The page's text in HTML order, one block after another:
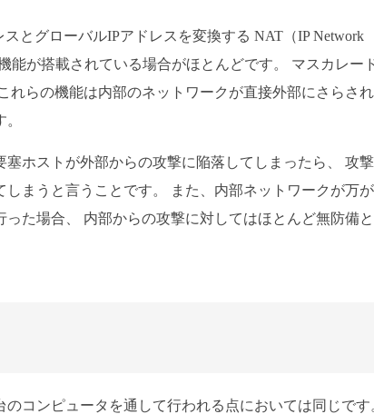
とグローバルIPアドレスを変換する NAT（IP Network
能が搭載されている場合がほとんどです。 マスカレー
れらの機能は内部のネットワークが直接外部にさらさ
ホストが外部からの攻撃に陥落してしまったら、 攻
まうと言うことです。 また、内部ネットワークが万
た場合、 内部からの攻撃に対してはほとんど無防備
コンピュータを通して行われる点においては同じです